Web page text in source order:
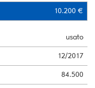
10.200 €
usato
12/2017
84.500